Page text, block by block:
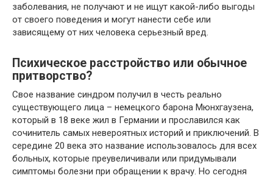
заболевания, не получают и не ищут какой-либо выгоды
от своего поведения и могут нанести себе или
зависящему от них человека серьезный вред.
Психическое расстройство или обычное
притворство?
Свое название синдром получил в честь реально
существующего лица – немецкого барона Мюнхгаузена,
который в 18 веке жил в Германии и прославился как
сочинитель самых невероятных историй и приключений. В
середине 20 века это название использовалось для всех
больных, которые преувеличивали или придумывали
симптомы болезни при обращении к врачу. Но сегодня